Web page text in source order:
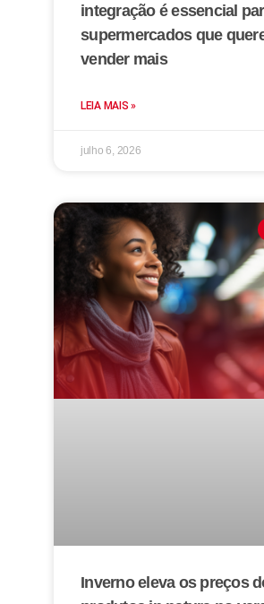
integração é essencial
supermercados que
vender mais
LEIA MAIS »
julho 6, 2026
Inverno eleva os preços